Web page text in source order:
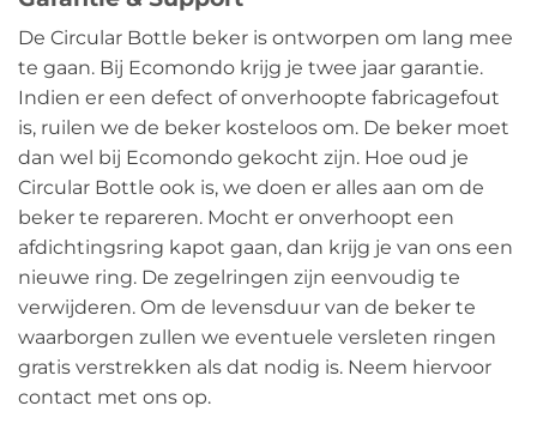
De Circular Bottle beker is ontworpen om lang mee
te gaan. Bij Ecomondo krijg je twee jaar garantie.
Indien er een defect of onverhoopte fabricagefout
is, ruilen we de beker kosteloos om. De beker moet
dan wel bij Ecomondo gekocht zijn. Hoe oud je
Circular Bottle ook is, we doen er alles aan om de
beker te repareren. Mocht er onverhoopt een
afdichtingsring kapot gaan, dan krijg je van ons een
nieuwe ring. De zegelringen zijn eenvoudig te
verwijderen. Om de levensduur van de beker te
waarborgen zullen we eventuele versleten ringen
gratis verstrekken als dat nodig is. Neem hiervoor
contact met ons op.